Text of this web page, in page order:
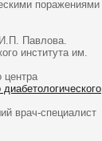
поражениями
Павлова.
института им.
центра
врач-специалист